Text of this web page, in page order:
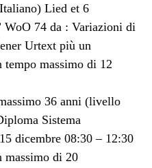
Lied et 6
74 da : Variazioni di
Urtext più un
massimo di 12
36 anni (livello
Sistema
dicembre 08:30 – 12:30
massimo di 20